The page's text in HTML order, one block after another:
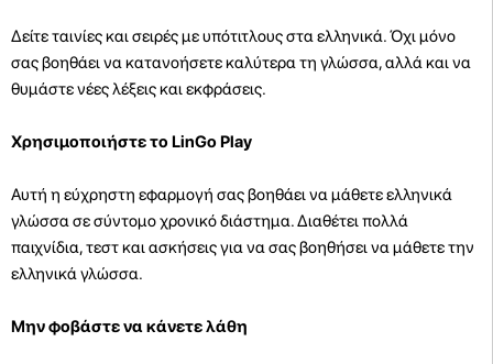
Δείτε ταινίες και σειρές με υπότιτλους στα ελληνικά. Όχι μόνο
σας βοηθάει να κατανοήσετε καλύτερα τη γλώσσα, αλλά και να
θυμάστε νέες λέξεις και εκφράσεις.
Χρησιμοποιήστε το LinGo Play
Αυτή η εύχρηστη εφαρμογή σας βοηθάει να μάθετε ελληνικά
γλώσσα σε σύντομο χρονικό διάστημα. Διαθέτει πολλά
παιχνίδια, τεστ και ασκήσεις για να σας βοηθήσει να μάθετε την
ελληνικά γλώσσα.
Μην φοβάστε να κάνετε λάθη